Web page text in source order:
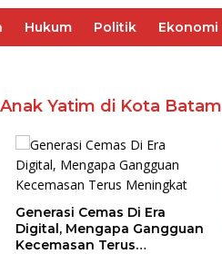
Hukum Politik Ekonomi
Yatim di Kota Batam
Generasi Cemas Di Era
Digital, Mengapa Gangguan
Kecemasan Terus